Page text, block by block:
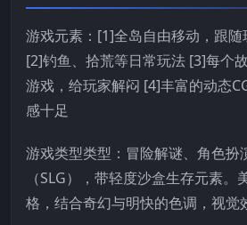
游戏元素：[1]全岛自由移动，跟
[2]钓鱼、拾荒等日常玩法 [3]每个
游戏，给玩家解闷 [4]丰富的动态
感十足
游戏类型类型：冒险解谜、角色扮
（SLG），带轻度沙盒生存元素
格，结合奇幻与明快的色调，视觉